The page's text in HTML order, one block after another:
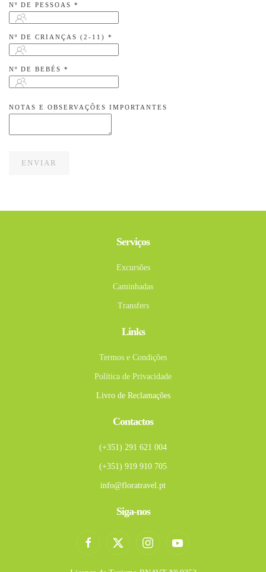
Nº DE PESSOAS *
Nº DE CRIANÇAS (2-11) *
Nº DE BEBÉS *
NOTAS E OBSERVAÇÕES IMPORTANTES
ENVIAR
Serviços
Excursões
Caminhadas
Transfers
Links
Termos e Condições
Política de Privacidade
Livro de Reclamações
Contactos
(+351) 291 621 004
(+351) 919 910 705
info@floratravel.pt
Siga-nos